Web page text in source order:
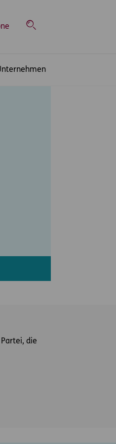
Suche
die